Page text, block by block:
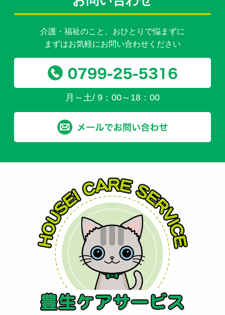
介護・福祉のこと、おひとりで悩まずに
まずはお気軽にお問い合わせください
月～土/ 9：00～18：00